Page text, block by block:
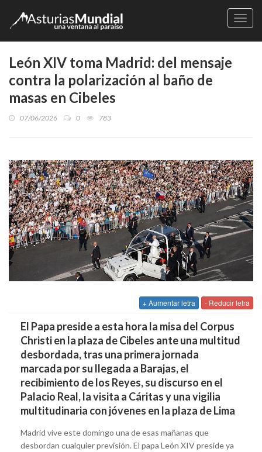
León XIV toma Madrid: del mensaje
contra la polarización al baño de
masas en Cibeles
07/06/2026 0 783
+ Aumentar letra - Reducir letra
El Papa preside a esta hora la misa del Corpus
Christi en la plaza de Cibeles ante una multitud
desbordada, tras una primera jornada
marcada por su llegada a Barajas, el
recibimiento de los Reyes, su discurso en el
Palacio Real, la visita a Cáritas y una vigilia
multitudinaria con jóvenes en la plaza de Lima
Madrid vive este domingo una de esas mañanas que
desbordan cualquier previsión. El papa León XIV preside ya